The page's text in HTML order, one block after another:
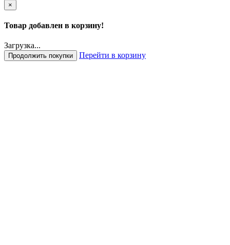
×
Товар добавлен в корзину!
Загрузка...
Продолжить покупки Перейти в корзину